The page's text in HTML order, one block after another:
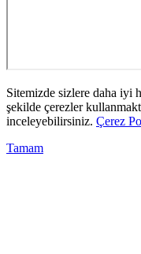
Sitemizde sizlere daha iyi
şekilde çerezler
inceleyebilirsiniz. Çerez
Tamam